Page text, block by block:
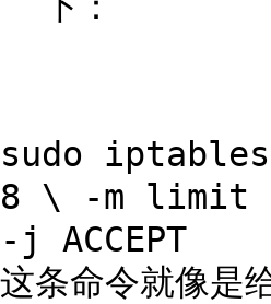
sudo
8 \ -m limit
-j ACCEPT
这条命令就像是